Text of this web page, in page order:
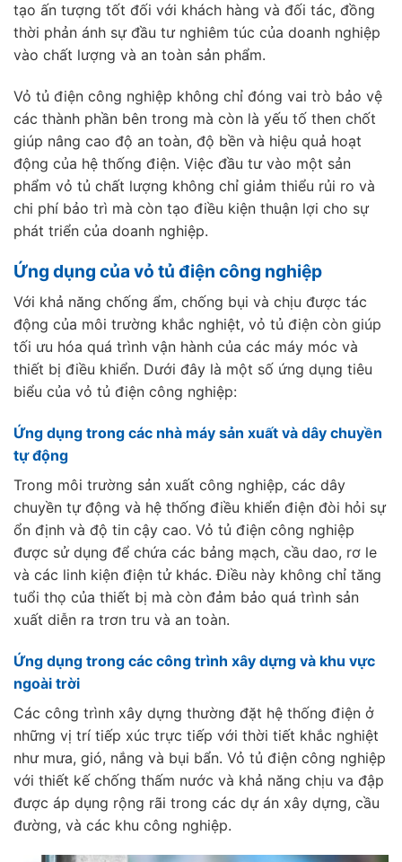
tạo ấn tượng tốt đối với khách hàng và đối tác, đồng
thời phản ánh sự đầu tư nghiêm túc của doanh nghiệp
vào chất lượng và an toàn sản phẩm.
Vỏ tủ điện công nghiệp không chỉ đóng vai trò bảo vệ
các thành phần bên trong mà còn là yếu tố then chốt
giúp nâng cao độ an toàn, độ bền và hiệu quả hoạt
động của hệ thống điện. Việc đầu tư vào một sản
phẩm vỏ tủ chất lượng không chỉ giảm thiểu rủi ro và
chi phí bảo trì mà còn tạo điều kiện thuận lợi cho sự
phát triển của doanh nghiệp.
Ứng dụng của vỏ tủ điện công nghiệp
Với khả năng chống ẩm, chống bụi và chịu được tác
động của môi trường khắc nghiệt, vỏ tủ điện còn giúp
tối ưu hóa quá trình vận hành của các máy móc và
thiết bị điều khiển. Dưới đây là một số ứng dụng tiêu
biểu của vỏ tủ điện công nghiệp:
Ứng dụng trong các nhà máy sản xuất và dây chuyền
tự động
Trong môi trường sản xuất công nghiệp, các dây
chuyền tự động và hệ thống điều khiển điện đòi hỏi sự
ổn định và độ tin cậy cao. Vỏ tủ điện công nghiệp
được sử dụng để chứa các bảng mạch, cầu dao, rơ le
và các linh kiện điện tử khác. Điều này không chỉ tăng
tuổi thọ của thiết bị mà còn đảm bảo quá trình sản
xuất diễn ra trơn tru và an toàn.
Ứng dụng trong các công trình xây dựng và khu vực
ngoài trời
Các công trình xây dựng thường đặt hệ thống điện ở
những vị trí tiếp xúc trực tiếp với thời tiết khắc nghiệt
như mưa, gió, nắng và bụi bẩn. Vỏ tủ điện công nghiệp
với thiết kế chống thấm nước và khả năng chịu va đập
được áp dụng rộng rãi trong các dự án xây dựng, cầu
đường, và các khu công nghiệp.